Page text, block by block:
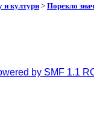
и култури > Порекло
by SMF 1.1